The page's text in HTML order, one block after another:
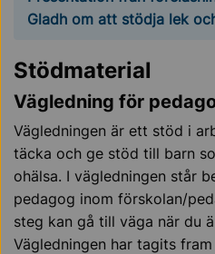
Gladh om att stödja lek
Stödmaterial
Vägledning för
Väg­led­ning­en är ett stöd i
täc­ka och ge stöd till barn
ohäl­sa. I vägledningen står
pedagog inom förskolan/
steg kan gå till väga när du
Vägledningen har tagits